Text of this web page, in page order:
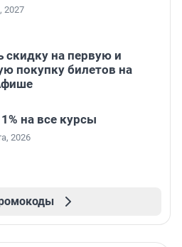
2027
скидку на первую и
покупку билетов на
на все курсы
2026